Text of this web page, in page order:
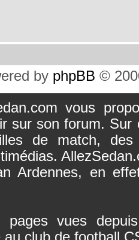
by phpBB ©
vous
sur son forum.
de match, des
Ardennes, en
pages vues
club de football